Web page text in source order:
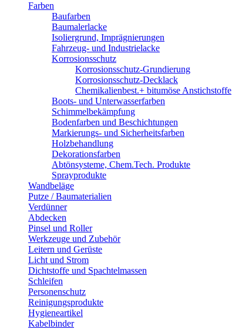
Farben
Baufarben
Baumalerlacke
Isoliergrund, Imprägnierungen
Fahrzeug- und Industrielacke
Korrosionsschutz
Korrosionsschutz-Grundierung
Korrosionsschutz-Decklack
Chemikalienbest.+ bitumöse Anstichstoffe
Boots- und Unterwasserfarben
Schimmelbekämpfung
Bodenfarben und Beschichtungen
Markierungs- und Sicherheitsfarben
Holzbehandlung
Dekorationsfarben
Abtönsysteme, Chem.Tech. Produkte
Sprayprodukte
Wandbeläge
Putze / Baumaterialien
Verdünner
Abdecken
Pinsel und Roller
Werkzeuge und Zubehör
Leitern und Gerüste
Licht und Strom
Dichtstoffe und Spachtelmassen
Schleifen
Personenschutz
Reinigungsprodukte
Hygieneartikel
Kabelbinder